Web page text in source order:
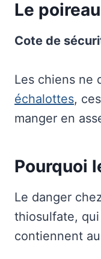
Le
Cote de
Les chiens ne
échalottes,
manger en
Pourquoi
Le danger
thiosulfate, qui
contiennent